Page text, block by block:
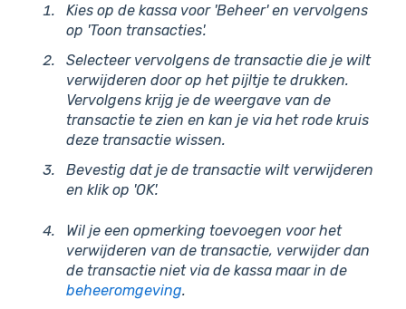
Kies op de kassa voor 'Beheer' en vervolgens
op 'Toon transacties'.
Selecteer vervolgens de transactie die je wilt
verwijderen door op het pijltje te drukken.
Vervolgens krijg je de weergave van de
transactie te zien en kan je via het rode kruis
deze transactie wissen.
Bevestig dat je de transactie wilt verwijderen
en klik op 'OK'.
Wil je een opmerking toevoegen voor het
verwijderen van de transactie, verwijder dan
de transactie niet via de kassa maar in de
beheeromgeving.